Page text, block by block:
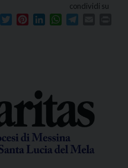
condividi su
Facebook
TwitterPinterestLinkedInWhatsApp